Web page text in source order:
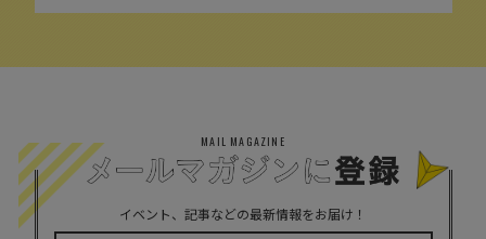
MAIL MAGAZINE
イベント、記事などの最新情報をお届け！